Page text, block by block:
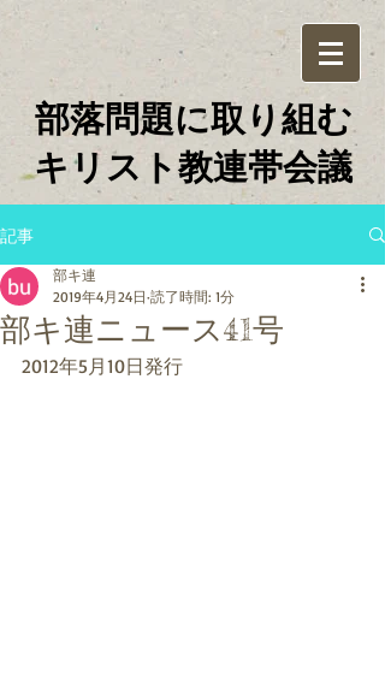
部落問題に取り組む
​キリスト教連帯会議
記事
部キ連ニュース41号
部キ連
2019年4月24日 読了時間: 1分
2012年5月10日発行